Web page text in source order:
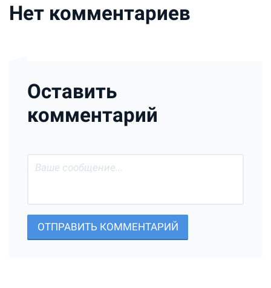
Нет комментариев
Оставить
комментарий
ОТПРАВИТЬ КОММЕНТАРИЙ